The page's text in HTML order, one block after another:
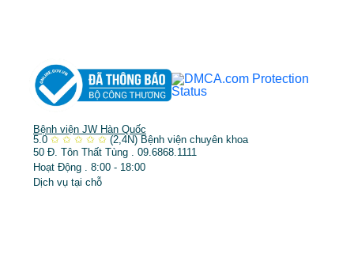
Bệnh viện JW Hàn Quốc
5.0 ✩ ✩ ✩ ✩ ✩ (2,4N) Bệnh viện chuyên khoa
50 Đ. Tôn Thất Tùng . 09.6868.1111
Hoạt Động . 8:00 - 18:00
Dịch vụ tại chỗ